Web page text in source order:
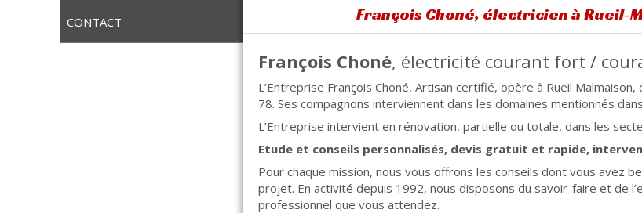
CONTACT François Choné, électricien à Rueil-
François Choné, électricité courant fort /
L’Entreprise François Choné, Artisan certifié, opère à Rueil
78. Ses compagnons interviennent dans les domaines mentionnés
L’Entreprise intervient en rénovation, partielle ou totale, dans les
Etude et conseils personnalisés, devis gratuit et rapide,
Pour chaque mission, nous vous offrons les conseils dont vous avez
projet. En activité depuis 1992, nous disposons du savoir-faire et de
professionnel que vous attendez.